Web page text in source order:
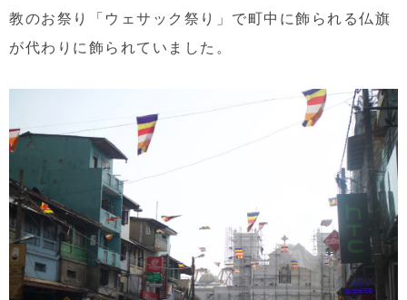
教のお祭り「ウェサック祭り」で町中に飾られる仏旗
が代わりに飾られていました。